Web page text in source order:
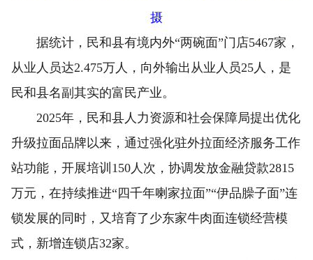
摄
据统计，民和县有境内外“两碗面”门店5467家，
从业人员达2.475万人，向外输出从业人员25人，是
民和县名副其实的富民产业。
2025年，民和县人力资源和社会保障局提出优化
升级拉面品牌以来，通过强化驻外拉面经济服务工作
站功能，开展培训150人次，协调发放金融贷款2815
万元，在持续推进“四千年喇家拉面”“伊品臊子面”连
锁发展的同时，又培育了少东家牛肉面连锁经营模
式，新增连锁店32家。